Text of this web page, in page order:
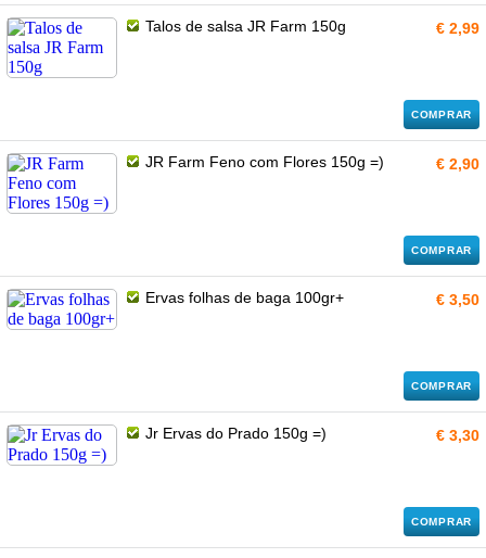
Talos de salsa JR Farm 150g € 2,99
COMPRAR
JR Farm Feno com Flores 150g =) € 2,90
COMPRAR
Ervas folhas de baga 100gr+ € 3,50
COMPRAR
Jr Ervas do Prado 150g =) € 3,30
COMPRAR